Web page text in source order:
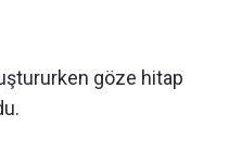
göze hitap